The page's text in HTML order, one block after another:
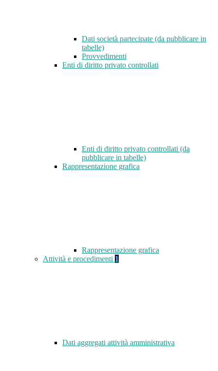
Dati società partecipate (da pubblicare in
tabelle)
Provvedimenti
Enti di diritto privato controllati
Enti di diritto privato controllati (da
pubblicare in tabelle)
Rappresentazione grafica
Rappresentazione grafica
Attività e procedimenti 1
Dati aggregati attività amministrativa